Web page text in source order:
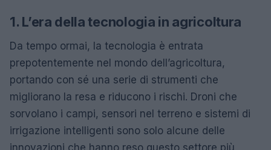
1. L’era della tecnologia in agricoltura
Da tempo ormai, la tecnologia è entrata
prepotentemente nel mondo dell’agricoltura,
portando con sé una serie di strumenti che
migliorano la resa e riducono i rischi. Droni che
sorvolano i campi, sensori nel terreno e sistemi di
irrigazione intelligenti sono solo alcune delle
innovazioni che hanno reso questo settore più